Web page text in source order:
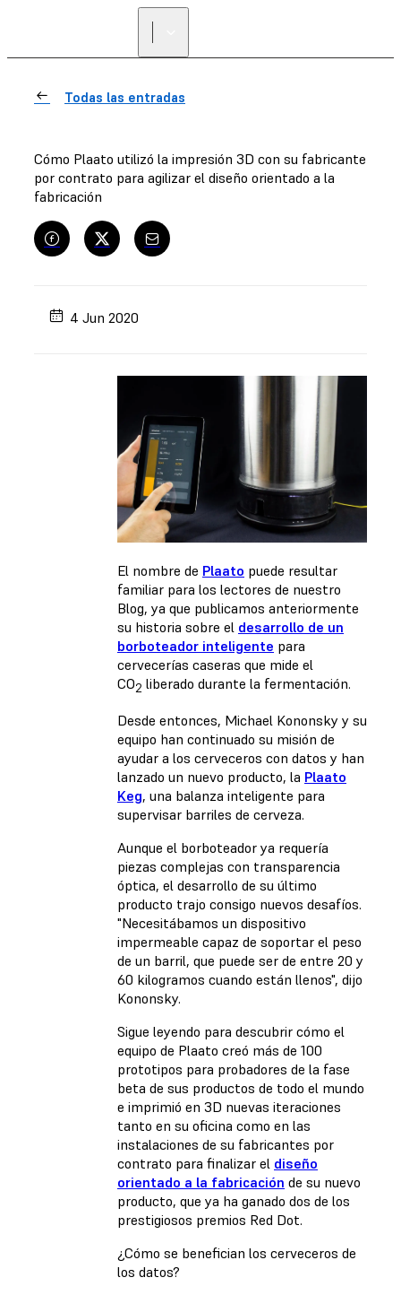
Todas las entradas
Cómo Plaato utilizó la impresión 3D con su fabricante
por contrato para agilizar el diseño orientado a la
fabricación
4 Jun 2020
El nombre de Plaato puede resultar
familiar para los lectores de nuestro
Blog, ya que publicamos anteriormente
su historia sobre el desarrollo de un
borboteador inteligente para
cervecerías caseras que mide el
CO2 liberado durante la fermentación.
Desde entonces, Michael Kononsky y su
equipo han continuado su misión de
ayudar a los cerveceros con datos y han
lanzado un nuevo producto, la Plaato
Keg, una balanza inteligente para
supervisar barriles de cerveza.
Aunque el borboteador ya requería
piezas complejas con transparencia
óptica, el desarrollo de su último
producto trajo consigo nuevos desafíos.
"Necesitábamos un dispositivo
impermeable capaz de soportar el peso
de un barril, que puede ser de entre 20 y
60 kilogramos cuando están llenos", dijo
Kononsky.
Sigue leyendo para descubrir cómo el
equipo de Plaato creó más de 100
prototipos para probadores de la fase
beta de sus productos de todo el mundo
e imprimió en 3D nuevas iteraciones
tanto en su oficina como en las
instalaciones de su fabricantes por
contrato para finalizar el diseño
orientado a la fabricación de su nuevo
producto, que ya ha ganado dos de los
prestigiosos premios Red Dot.
¿Cómo se benefician los cerveceros de
los datos?